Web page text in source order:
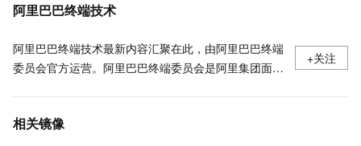
阿里巴巴终端技术
阿里巴巴终端技术最新内容汇聚在此，由阿里巴巴终端
委员会官方运营。阿里巴巴终端委员会是阿里集团面向
策略和目标并落地执行，推动终端技术发展，帮助工程
+关注
相关镜像